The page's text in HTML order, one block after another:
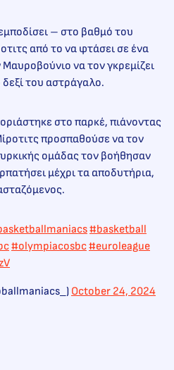
– στο βαθμό του
από το να φτάσει σε ένα
να τον γκρεμίζει
του αστράγαλο.
στο παρκέ, πιάνοντας
προσπαθούσε να τον
ομάδας τον βοήθησαν
μέχρι τα αποδυτήρια,
#basketball
#olympiacosbc#euroleague
October 24, 2024